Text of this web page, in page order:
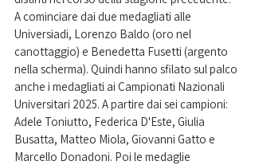
A cominciare dai due medagliati alle
Universiadi, Lorenzo Baldo (oro nel
canottaggio) e Benedetta Fusetti (argento
nella scherma). Quindi hanno sfilato sul palco
anche i medagliati ai Campionati Nazionali
Universitari 2025. A partire dai sei campioni:
Adele Toniutto, Federica D'Este, Giulia
Busatta, Matteo Miola, Giovanni Gatto e
Marcello Donadoni. Poi le medaglie